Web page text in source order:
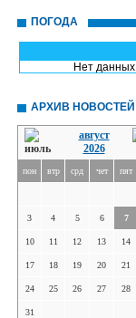
ПОГОДА
Нет данных
АРХИВ НОВОСТЕЙ
август
2026
пон втр срд чет пят
3 4 5 6 7
10 11 12 13 14
17 18 19 20 21
24 25 26 27 28
31